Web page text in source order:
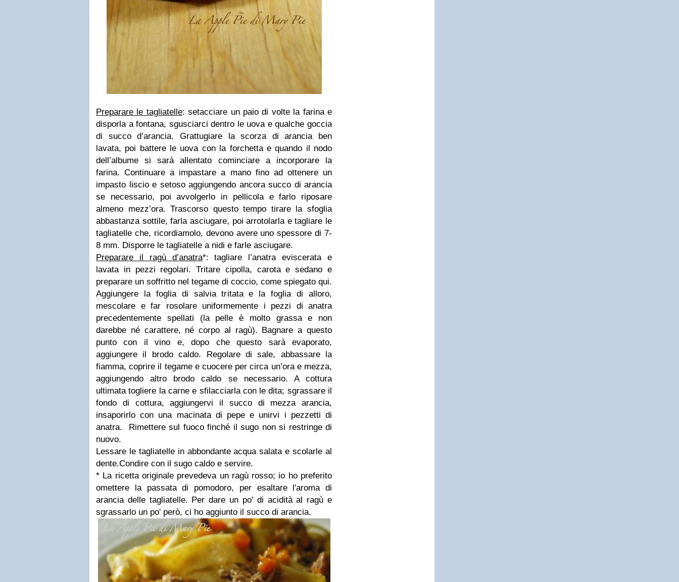
Preparare le tagliatelle: setacciare un paio di volte la farina e
disporla a fontana, sgusciarci dentro le uova e qualche goccia
di succo d’arancia. Grattugiare la scorza di arancia ben
lavata, poi battere le uova con la forchetta e quando il nodo
dell’albume si sarà allentato cominciare a incorporare la
farina. Continuare a impastare a mano fino ad ottenere un
impasto liscio e setoso aggiungendo ancora succo di arancia
se necessario, poi avvolgerlo in pellicola e farlo riposare
almeno mezz’ora.Trascorso questo tempo tirare la sfoglia
abbastanza sottile, farla asciugare, poi arrotolarla e tagliare le
tagliatelle che, ricordiamolo, devono avere uno spessore di 7-
8 mm. Disporre le tagliatelle a nidi e farle asciugare.
Preparare il ragù d’anatra*: tagliare l’anatra eviscerata e
lavata in pezzi regolari. Tritare cipolla, carota e sedano e
preparare un soffritto nel tegame di coccio, come spiegato qui.
Aggiungere la foglia di salvia tritata e la foglia di alloro,
mescolare e far rosolare uniformemente i pezzi di anatra
precedentemente spellati (la pelle è molto grassa e non
darebbe né carattere, né corpo al ragù). Bagnare a questo
punto con il vino e, dopo che questo sarà evaporato,
aggiungere il brodo caldo. Regolare di sale, abbassare la
fiamma, coprire il tegame e cuocere per circa un’ora e mezza,
aggiungendo altro brodo caldo se necessario. A cottura
ultimata togliere la carne e sfilacciarla con le dita; sgrassare il
fondo di cottura, aggiungervi il succo di mezza arancia,
insaporirlo con una macinata di pepe e unirvi i pezzetti di
anatra. Rimettere sul fuoco finché il sugo non si restringe di
nuovo.
Lessare le tagliatelle in abbondante acqua salata e scolarle al
dente.Condire con il sugo caldo e servire.
* La ricetta originale prevedeva un ragù rosso; io ho preferito
omettere la passata di pomodoro, per esaltare l'aroma di
arancia delle tagliatelle. Per dare un po' di acidità al ragù e
sgrassarlo un po' però, ci ho aggiunto il succo di arancia.